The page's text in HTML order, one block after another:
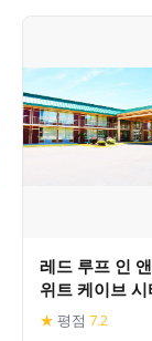
레드 루프 인
위트 케이브 시
★ 평점 7.2